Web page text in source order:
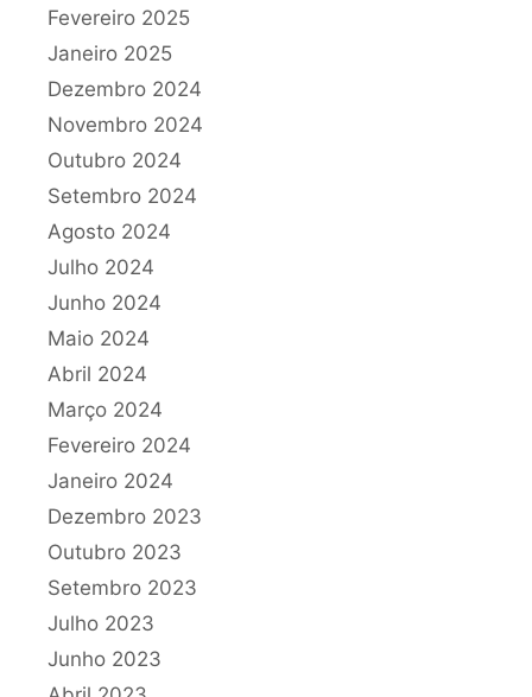
Fevereiro 2025
Janeiro 2025
Dezembro 2024
Novembro 2024
Outubro 2024
Setembro 2024
Agosto 2024
Julho 2024
Junho 2024
Maio 2024
Abril 2024
Março 2024
Fevereiro 2024
Janeiro 2024
Dezembro 2023
Outubro 2023
Setembro 2023
Julho 2023
Junho 2023